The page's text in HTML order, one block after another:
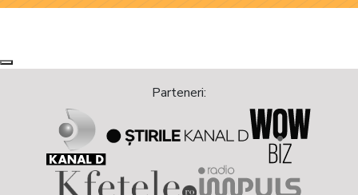
Next
Previous
Parteneri: